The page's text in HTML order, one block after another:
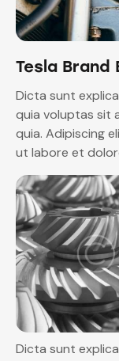
Tesla Brand
Dicta sunt
quia voluptas sit
quia. Adipiscing
ut labore et
Dicta sunt